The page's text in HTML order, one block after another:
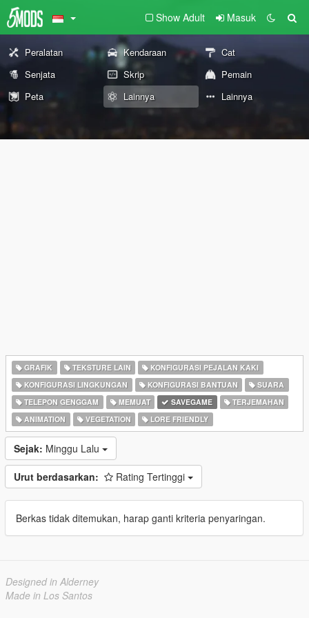
Show Adult Masuk
Peralatan Kendaraan
Cat
Senjata
Skrip
Pemain
Peta
Lainnya Lainnya
GRAFIK TEKSTURE LAIN
KONFIGURASI PEJALAN KAKI
KONFIGURASI LINGKUNGAN
KONFIGURASI BANTUAN
SUARA
TELEPON GENGGAM
MEMUAT SAVEGAME
TERJEMAHAN
ANIMATION
VEGETATION LORE FRIENDLY
Sejak: Minggu Lalu
Urut berdasarkan: Rating Tertinggi
Berkas tidak ditemukan, harap ganti kriteria penyaringan.
Designed in Alderney
Made in Los Santos